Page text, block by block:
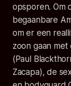
opsporen. Om
begaanbare
om er een
zoon gaan
(Paul
Zacapa), de